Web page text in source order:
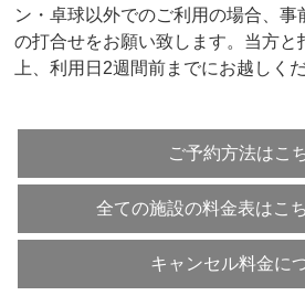
ン・卓球以外でのご利用の場合、事
の打合せをお願い致します。当方と
上、利用日2週間前までにお越しくだ
ご予約方法はこ
全ての施設の料金表はこ
キャンセル料金に